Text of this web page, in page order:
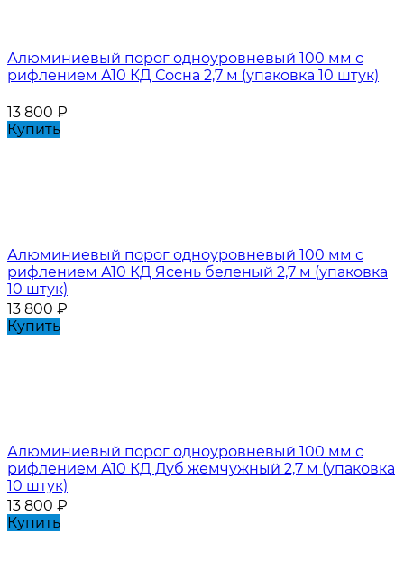
Алюминиевый порог одноуровневый 100 мм с
рифлением А10 КД Сосна 2,7 м (упаковка 10 штук)
13 800 ₽
Купить
Алюминиевый порог одноуровневый 100 мм с
рифлением А10 КД Ясень беленый 2,7 м (упаковка
10 штук)
13 800 ₽
Купить
Алюминиевый порог одноуровневый 100 мм с
рифлением А10 КД Дуб жемчужный 2,7 м (упаковка
10 штук)
13 800 ₽
Купить